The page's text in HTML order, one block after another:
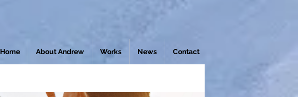
Home About Andrew Works News Contact